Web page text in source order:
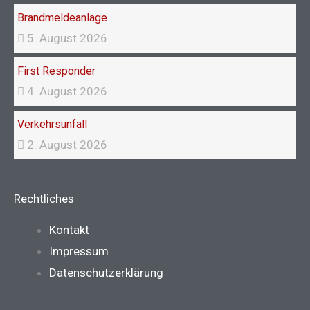
Brandmeldeanlage
5. August 2026
First Responder
4. August 2026
Verkehrsunfall
2. August 2026
Rechtliches
Main
Menu
Kontakt
Impressum
Datenschutzerklärung